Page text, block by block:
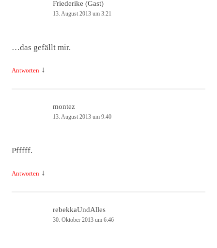
Friederike (Gast)
13. August 2013 um 3:21
…das gefällt mir.
Antworten ↓
montez
13. August 2013 um 9:40
Pfffff.
Antworten ↓
rebekkaUndAlles
30. Oktober 2013 um 6:46